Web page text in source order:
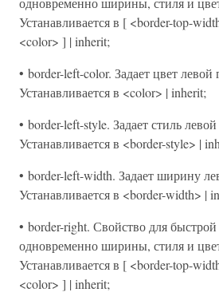
Устанавливается в [ <border-top-
<color> ] | inherit;
• border-left-color. Задает цвет
Устанавливается в <color> | inherit;
• border-left-style. Задает стиль
Устанавливается в <border-style> |
• border-left-width. Задает ширину
Устанавливается в <border-width> |
• border-right. Свойство для
одновременно ширины, стиля и
Устанавливается в [ <border-top-
<color> ] | inherit;